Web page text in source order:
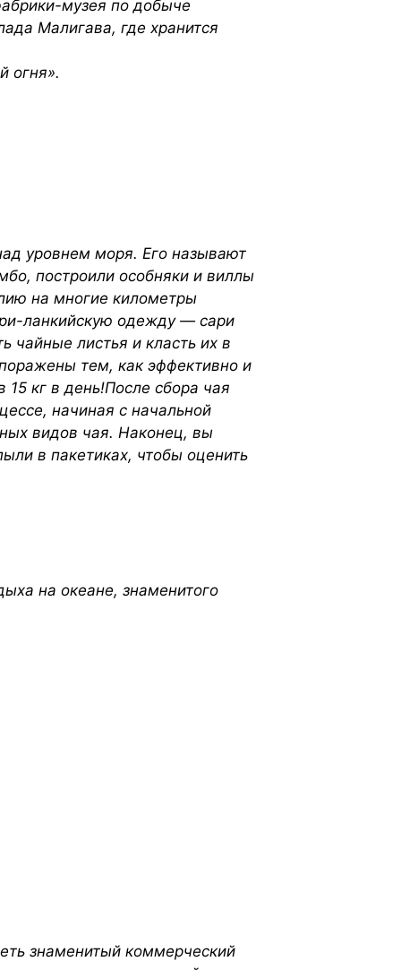
музея по добыче
Малигава, где хранится
огня».
уровнем моря. Его называют
построили особняки и виллы
на многие километры
ланкийскую одежду — сари
чайные листья и класть их в
тем, как эффективно и
кг в день!После сбора чая
начиная с начальной
видов чая. Наконец, вы
в пакетиках, чтобы оценить
на океане, знаменитого
знаменитый коммерческий